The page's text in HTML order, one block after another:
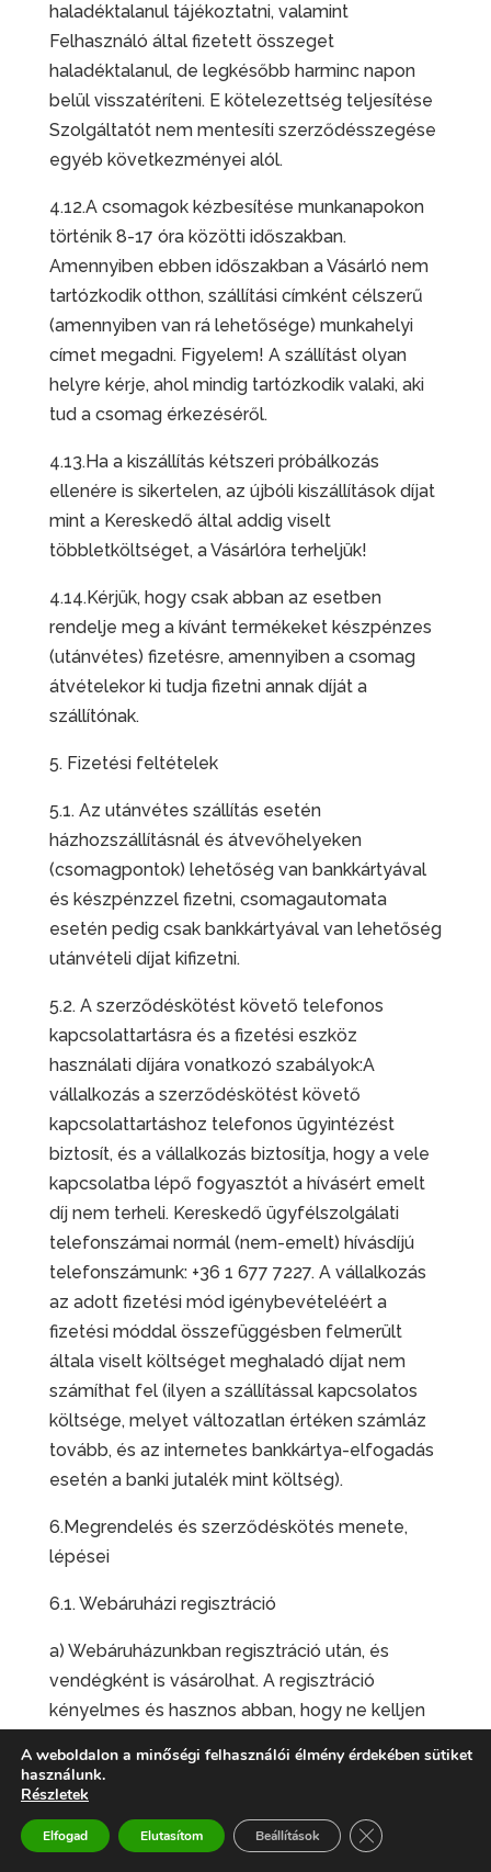
haladéktalanul tájékoztatni, valamint
Felhasználó által fizetett összeget
haladéktalanul, de legkésőbb harminc napon
belül visszatéríteni. E kötelezettség teljesítése
Szolgáltatót nem mentesíti szerződésszegése
egyéb következményei alól.
4.12.A csomagok kézbesítése munkanapokon
történik 8-17 óra közötti időszakban.
Amennyiben ebben időszakban a Vásárló nem
tartózkodik otthon, szállítási címként célszerű
(amennyiben van rá lehetősége) munkahelyi
címet megadni. Figyelem! A szállítást olyan
helyre kérje, ahol mindig tartózkodik valaki, aki
tud a csomag érkezéséről.
4.13.Ha a kiszállítás kétszeri próbálkozás
ellenére is sikertelen, az újbóli kiszállítások díjat
mint a Kereskedő által addig viselt
többletköltséget, a Vásárlóra terheljük!
4.14.Kérjük, hogy csak abban az esetben
rendelje meg a kívánt termékeket készpénzes
(utánvétes) fizetésre, amennyiben a csomag
átvételekor ki tudja fizetni annak díját a
szállítónak.
5. Fizetési feltételek
5.1. Az utánvétes szállítás esetén
házhozszállításnál és átvevőhelyeken
(csomagpontok) lehetőség van bankkártyával
és készpénzzel fizetni, csomagautomata
esetén pedig csak bankkártyával van lehetőség
utánvételi díjat kifizetni.
5.2. A szerződéskötést követő telefonos
kapcsolattartásra és a fizetési eszköz
használati díjára vonatkozó szabályok:A
vállalkozás a szerződéskötést követő
kapcsolattartáshoz telefonos ügyintézést
biztosít, és a vállalkozás biztosítja, hogy a vele
kapcsolatba lépő fogyasztót a hívásért emelt
díj nem terheli. Kereskedő ügyfélszolgálati
telefonszámai normál (nem-emelt) hívásdíjú
telefonszámunk: +36 1 677 7227. A vállalkozás
az adott fizetési mód igénybevételéért a
fizetési móddal összefüggésben felmerült
általa viselt költséget meghaladó díjat nem
számíthat fel (ilyen a szállítással kapcsolatos
költsége, melyet változatlan értéken számláz
tovább, és az internetes bankkártya-elfogadás
esetén a banki jutalék mint költség).
6.Megrendelés és szerződéskötés menete,
lépései
6.1. Webáruházi regisztráció
a) Webáruházunkban regisztráció után, és
vendégként is vásárolhat. A regisztráció
kényelmes és hasznos abban, hogy ne kelljen
és számlázási adatait újra begépelnie.
b) A regisztráció során az adatlapot
értelemszerűen ki kell tölteni. Lehetőség van
A weboldalon a minőségi felhasználói élmény érdekében sütiket
használunk.
Részletek
Elfogad Elutasítom Beállítások Close GDPR